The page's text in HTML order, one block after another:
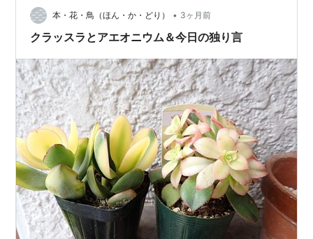
本・花・鳥（ほん・か・どり） • 3ヶ月前
クラッスラとアエオニウム＆今日の独り言